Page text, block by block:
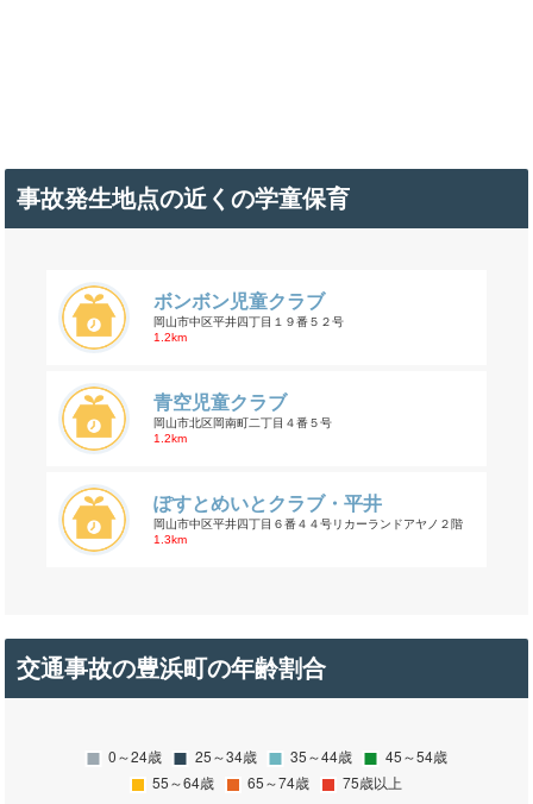
事故発生地点の近くの学童保育
ボンボン児童クラブ
岡山市中区平井四丁目１９番５２号
1.2km
青空児童クラブ
岡山市北区岡南町二丁目４番５号
1.2km
ぽすとめいとクラブ・平井
岡山市中区平井四丁目６番４４号リカーランドアヤノ２階
1.3km
交通事故の豊浜町の年齢割合